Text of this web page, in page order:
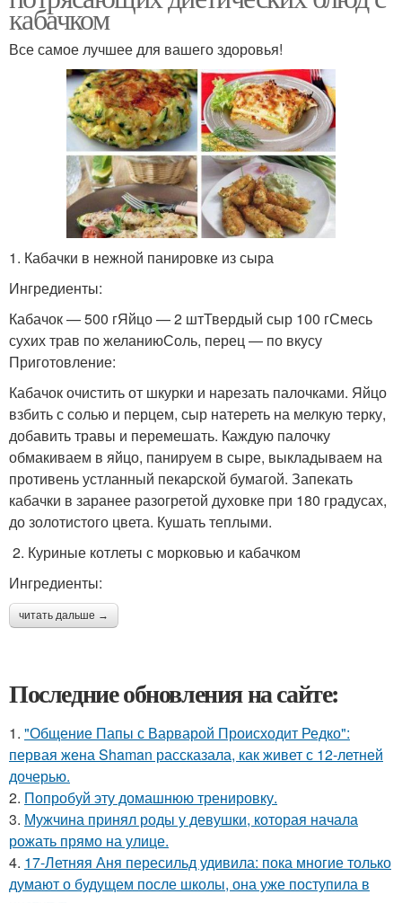
кабачком
Все самое лучшее для вашего здоровья!
1. Кабачки в нежной панировке из сыра
Ингредиенты:
Кабачок — 500 гЯйцо — 2 штТвердый сыр 100 гСмесь
сухих трав по желаниюСоль, перец — по вкусу
Приготовление:
Кабачок очистить от шкурки и нарезать палочками. Яйцо
взбить с солью и перцем, сыр натереть на мелкую терку,
добавить травы и перемешать. Каждую палочку
обмакиваем в яйцо, панируем в сыре, выкладываем на
противень устланный пекарской бумагой. Запекать
кабачки в заранее разогретой духовке при 180 градусах,
до золотистого цвета. Кушать теплыми.
2. Куриные котлеты с морковью и кабачком
Ингредиенты:
читать дальше →
Последние обновления на сайте:
1. "Общение Папы с Варварой Происходит Редко":
первая жена Shaman рассказала, как живет с 12-летней
дочерью.
2. Попробуй эту домашнюю тренировку.
3. Мужчина принял роды у девушки, которая начала
рожать прямо на улице.
4. 17-Летняя Аня пересильд удивила: пока многие только
думают о будущем после школы, она уже поступила в